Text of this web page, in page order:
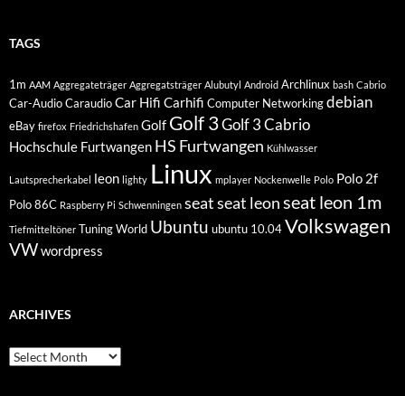
TAGS
1m AAM Aggregateträger Aggregatsträger Alubutyl Android Archlinux bash Cabrio
Car-AudioCaraudioCar Hifi Carhifi Computer Networkingdebian
eBay firefox Friedrichshafen Golf Golf 3Golf 3 Cabrio
Hochschule Furtwangen HS Furtwangen Kühlwasser
Lautsprecherkabel leon lighty Linux mplayer Nockenwelle Polo Polo 2f
Polo 86C Raspberry Pi Schwenningen seatseat leonseat leon 1m
Tiefmitteltöner Tuning World Ubuntu ubuntu 10.04Volkswagen
VWwordpress
ARCHIVES
Archives